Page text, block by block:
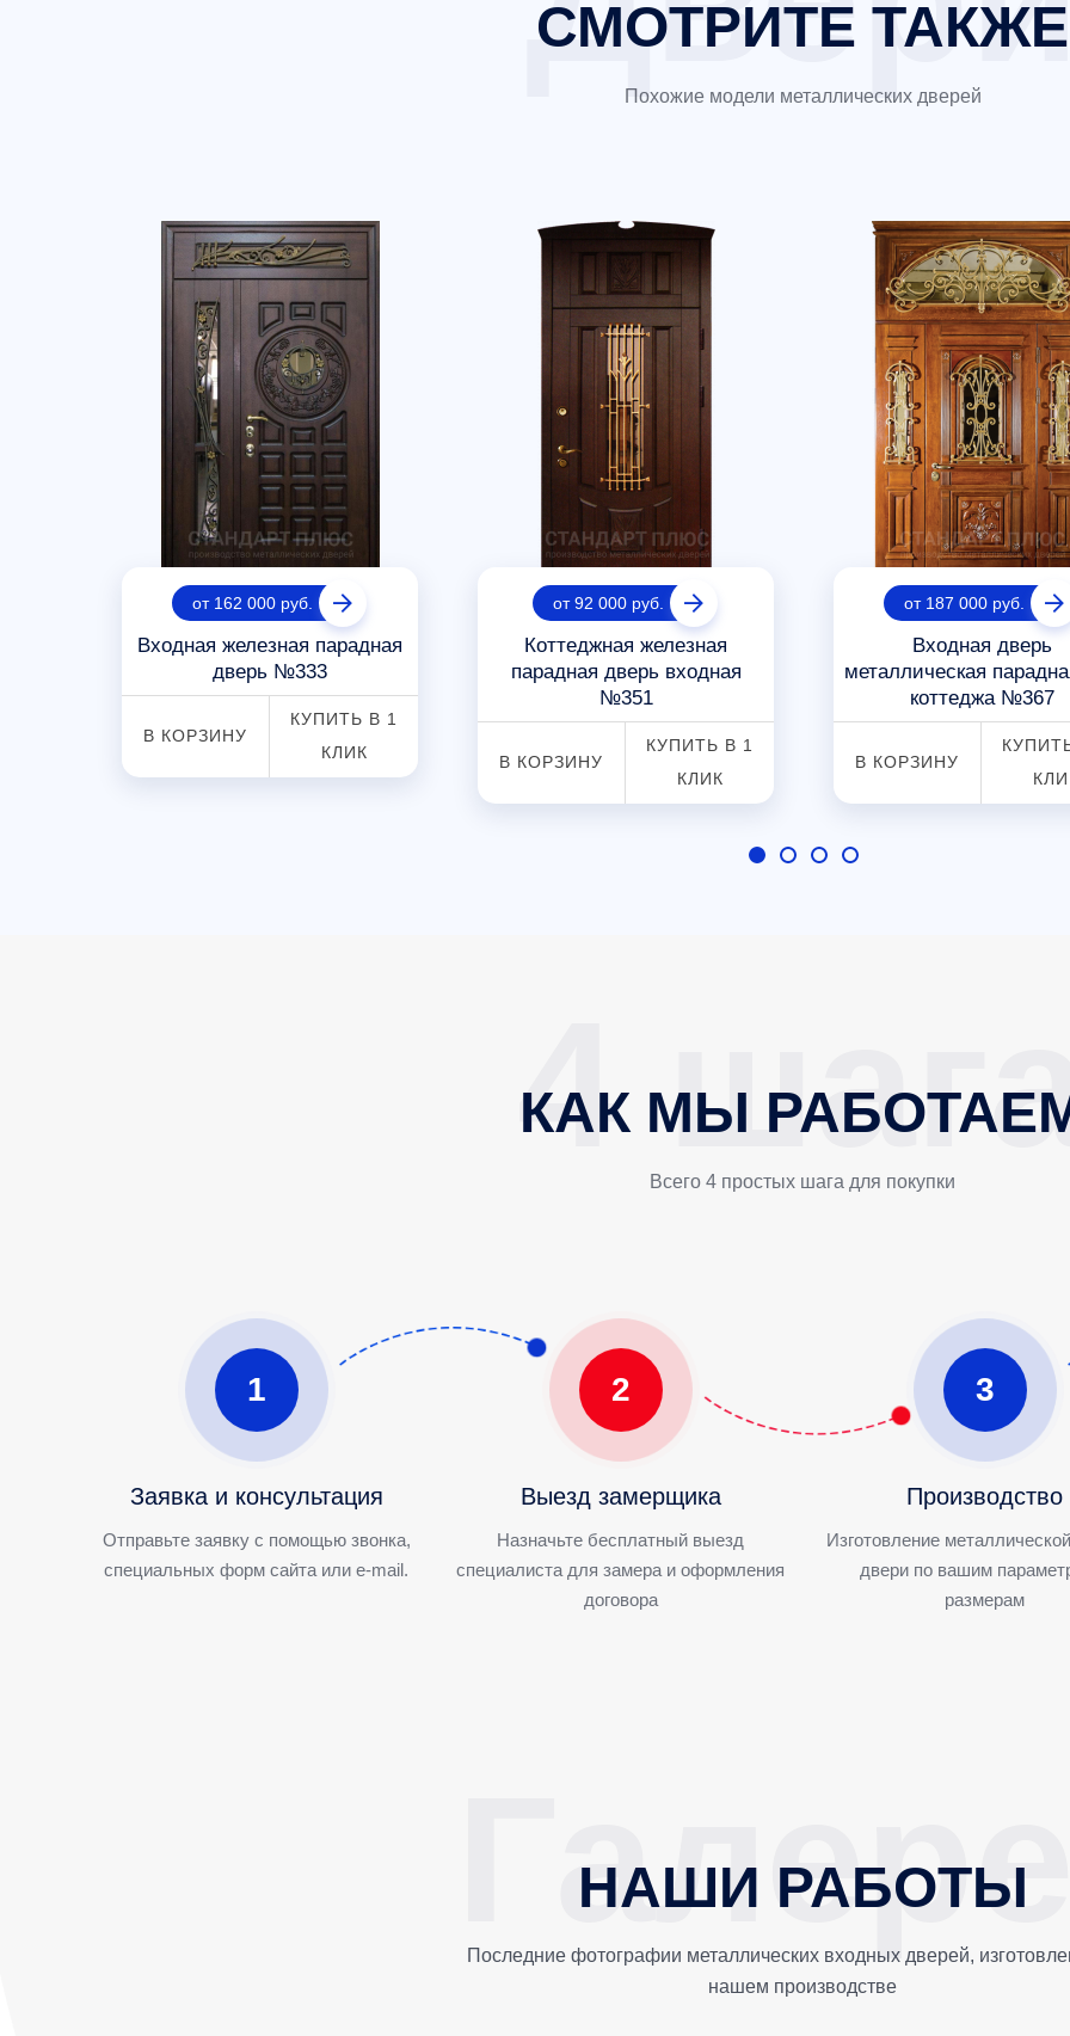
СМОТРИТЕ ТАКЖЕ
Похожие модели металлических дверей
от 162 000 руб.
Входная железная парадная
дверь №333
В КОРЗИНУ
КУПИТЬ В 1
КЛИК
от 92 000 руб.
Коттеджная железная
парадная дверь входная
№351
В КОРЗИНУ
КУПИТЬ В 1
КЛИК
от 187 000 руб.
Входная дверь
металлическая
коттеджа №367
В КОРЗИНУ
КАК МЫ
Всего 4 простых шага для покупки
1
Заявка и консультация
Отправьте заявку с помощью звонка,
специальных форм сайта или e-mail.
2
Выезд замерщика
Назначьте бесплатный выезд
специалиста для замера и оформления
договора
3
Производство
Изготовление
двери по вашим
размерам
НАШИ РАБОТЫ
Последние фотографии металлических входных дверей,
нашем производстве